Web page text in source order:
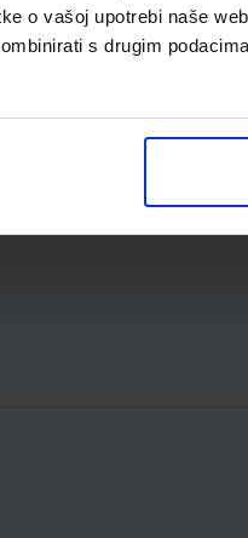
o vašoj upotrebi naše
s drugim
5,70 €